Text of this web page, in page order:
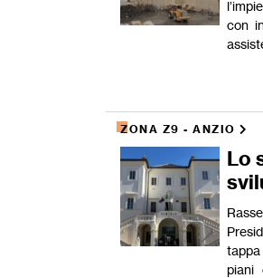
con
ZONA Z9 - ANZIO
Lo
piani